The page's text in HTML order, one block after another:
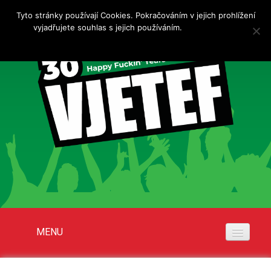
MENU
Akce
Tyto stránky používají Cookies. Pokračováním v jejich prohlížení
vyjadřujete souhlas s jejich používáním.